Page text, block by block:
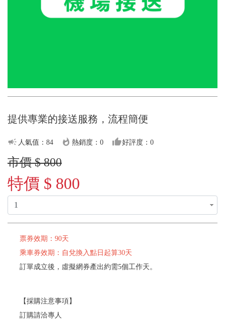
提供專業的接送服務，流程簡便
campaign 人氣值：84 whatshot 熱銷度：0 thumb_up好評度：0
市價 $ 800
特價 $ 800
票券效期：90天
乘車券效期：自兌換入點日起算30天
訂單成立後，虛擬網券產出約需5個工作天。
【採購注意事項】
訂購請洽專人